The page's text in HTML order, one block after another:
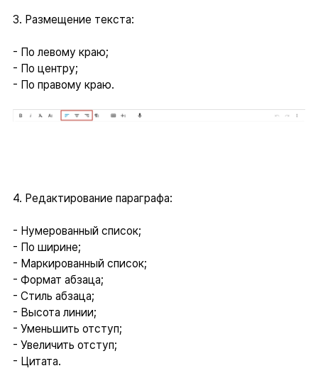
3. Размещение текста:
- По левому краю;
- По центру;
- По правому краю.
4. Редактирование параграфа:
- Нумерованный список;
- По ширине;
- Маркированный список;
- Формат абзаца;
- Стиль абзаца;
- Высота линии;
- Уменьшить отступ;
- Увеличить отступ;
- Цитата.